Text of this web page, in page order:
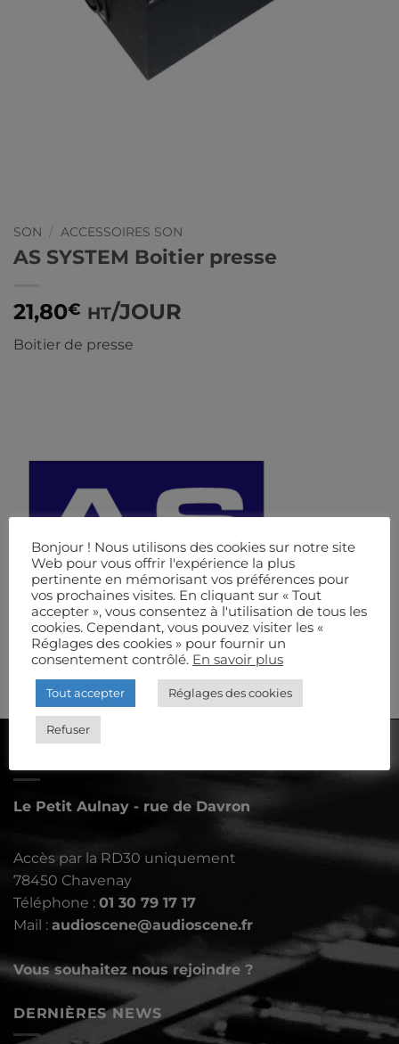
SON / ACCESSOIRES SON
AS SYSTEM Boitier presse
21,80€ HT/JOUR
Boitier de presse
Le Petit Aulnay - rue de Davron
Accès par la RD30 uniquement
78450 Chavenay
Téléphone : 01 30 79 17 17
Mail : audioscene@audioscene.fr
Vous souhaitez nous rejoindre ?
DERNIÈRES NEWS
Bonjour ! Nous utilisons des cookies sur notre site
Web pour vous offrir l'expérience la plus
pertinente en mémorisant vos préférences pour
vos prochaines visites. En cliquant sur « Tout
accepter », vous consentez à l'utilisation de tous les
cookies. Cependant, vous pouvez visiter les «
Réglages des cookies » pour fournir un
consentement contrôlé. En savoir plus
Tout accepter Réglages des cookies
Refuser